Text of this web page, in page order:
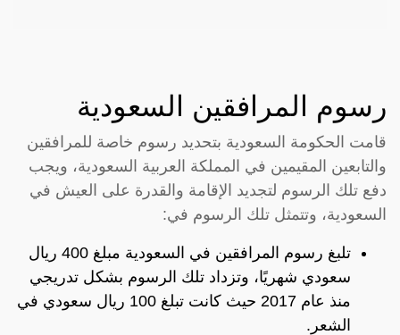
رسوم المرافقين السعودية
قامت الحكومة السعودية بتحديد رسوم خاصة للمرافقين
والتابعين المقيمين في المملكة العربية السعودية، ويجب
دفع تلك الرسوم لتجديد الإقامة والقدرة على العيش في
السعودية، وتتمثل تلك الرسوم في:
تلبغ رسوم المرافقين في السعودية مبلغ 400 ريال
سعودي شهريًا، وتزداد تلك الرسوم بشكل تدريجي
منذ عام 2017 حيث كانت تبلغ 100 ريال سعودي في
الشعر.